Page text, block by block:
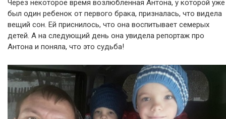
Через некоторое время возлюбленная Антона, у которой уже
был один ребенок от первого брака, призналась, что видела
вещий сон. Ей приснилось, что она воспитывает семерых
детей. А на следующий день она увидела репортаж про
Антона и поняла, что это судьба!